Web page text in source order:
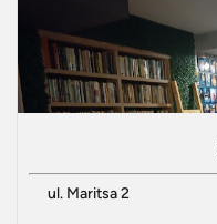
ul. Maritsa 2